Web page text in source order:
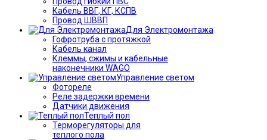
Кабель ВВГ, КГ, КСПВ
Провод ШВВП
Для Электромонтажа
Гофротруба с протяжкой
Кабель канал
Клеммы, сжимы и кабельные
наконечники WAGO
Управление светом
Фотореле
Реле задержки времени
Датчики движения
Теплый пол
Терморегуляторы для
теплого пола